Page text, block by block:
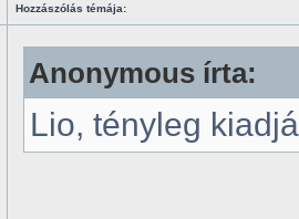
Hozzászólás témája:
Anonymous írta:
Lio, tényleg